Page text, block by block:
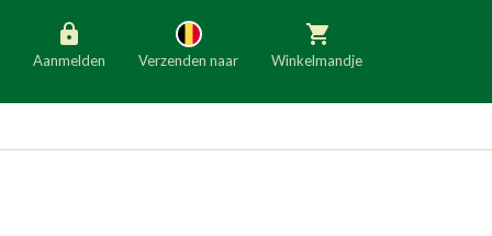
Aanmelden Verzenden naar Winkelmandje